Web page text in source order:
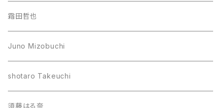
霜田哲也
Juno Mizobuchi
shotaro Takeuchi
須藤はる奈